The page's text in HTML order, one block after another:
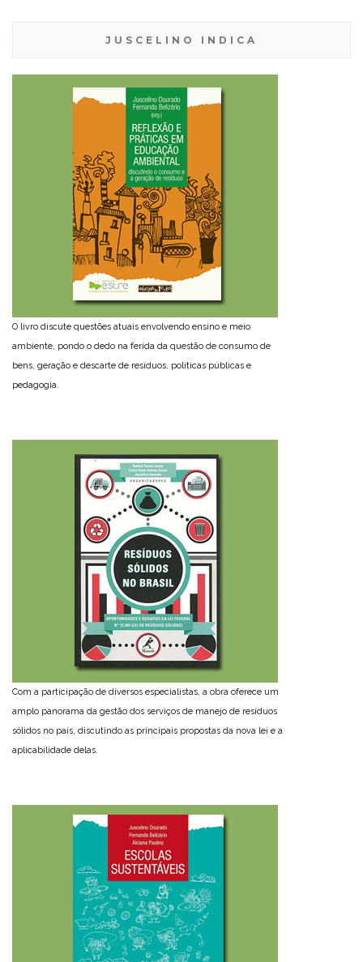
JUSCELINO INDICA
O livro discute questões atuais envolvendo ensino e meio
ambiente, pondo o dedo na ferida da questão de consumo de
bens, geração e descarte de resíduos, políticas públicas e
pedagogia.
Com a participação de diversos especialistas, a obra oferece um
amplo panorama da gestão dos serviços de manejo de resíduos
sólidos no país, discutindo as principais propostas da nova lei e a
aplicabilidade delas.